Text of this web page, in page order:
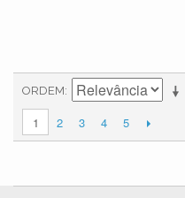
ORDEM
1 2 3 4 5